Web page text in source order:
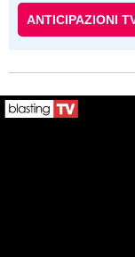
ANTICIPAZIONI